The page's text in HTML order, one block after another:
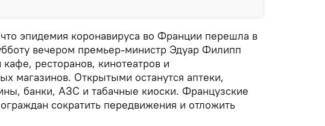
эпидемия коронавируса во Франции перешла в
вечером премьер-министр Эдуар Филипп
ресторанов, кинотеатров и
магазинов. Открытыми останутся аптеки,
банки, АЗС и табачные киоски. Французские
сократить передвижения и отложить